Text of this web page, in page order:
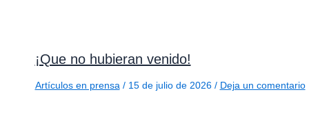
¡Que no hubieran venido!
Artículos en prensa / 15 de julio de 2026 / Deja un comentario